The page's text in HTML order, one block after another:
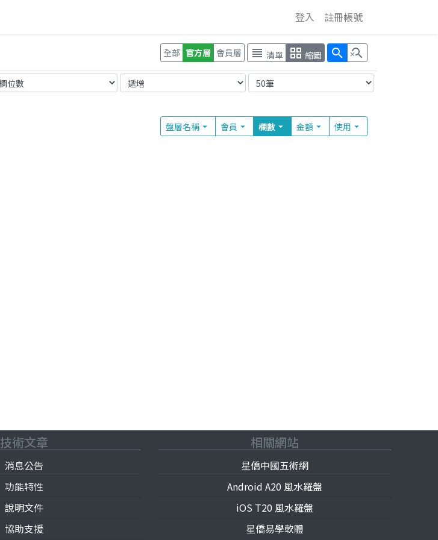
登入 註冊帳號
全部 官方層 會員層 view_headline 清單 grid_view 縮圖 search search_off
盤層名稱 arrow_drop_down 會員 arrow_drop_down 欄數 arrow_drop_down 金額 arrow_drop_down 使用 arrow_drop_down
技術文章
消息公告
功能特性
說明文件
協助支援
相關網站
星僑中國五術網
Android A20 風水羅盤
iOS T20 風水羅盤
星僑易學軟體